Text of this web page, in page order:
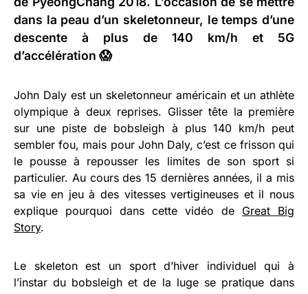
dans la peau d’un skeletonneur, le temps d’une
descente à plus de 140 km/h et 5G
d’accélération 😱
John Daly est un skeletonneur américain et un athlète
olympique à deux reprises. Glisser tête la première
sur une piste de bobsleigh à plus 140 km/h peut
sembler fou, mais pour John Daly, c’est ce frisson qui
le pousse à repousser les limites de son sport si
particulier. Au cours des 15 dernières années, il a mis
sa vie en jeu à des vitesses vertigineuses et il nous
explique pourquoi dans cette vidéo de Great Big
Story.
Le skeleton est un sport d’hiver individuel qui à
l’instar du bobsleigh et de la luge se pratique dans